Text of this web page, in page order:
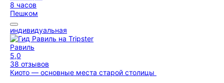
8 часов
Пешком
индивидуальная
Равиль
5,0
38 отзывов
Киото — основные места старой столицы